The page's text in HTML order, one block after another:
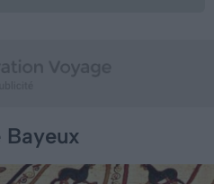
Bayeux